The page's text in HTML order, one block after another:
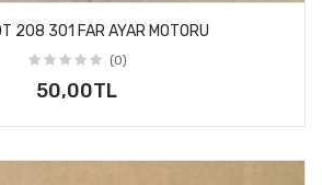
208 301 FAR AYAR MOTORU
(0)
50,00TL